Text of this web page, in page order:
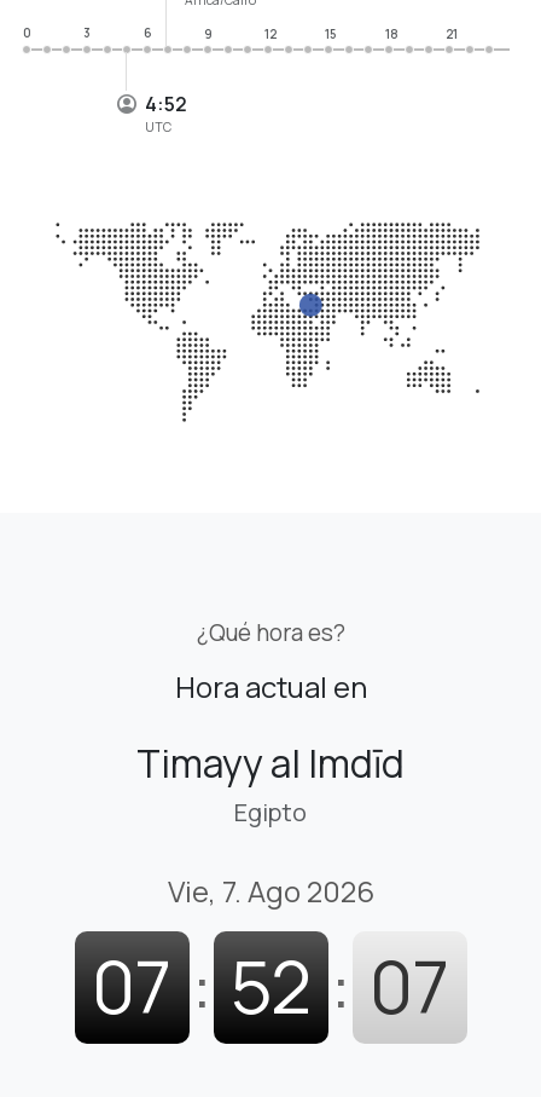
4:52
UTC
0
3 6 9 12 15 18 21
¿Qué hora es?
Hora actual en
Timayy al Imdīd
Egipto
Vie, 7. Ago 2026
07 : 52 : 08